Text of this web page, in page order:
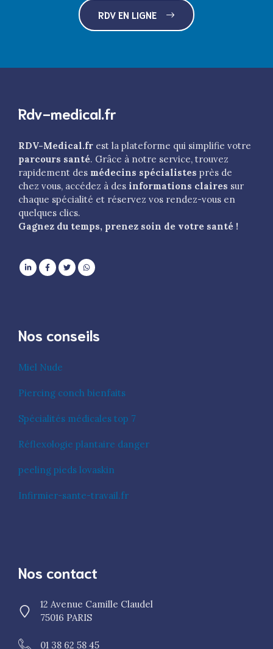
RDV EN LIGNE
Rdv-medical.fr
RDV-Medical.fr est la plateforme qui simplifie votre
parcours santé. Grâce à notre service, trouvez
rapidement des médecins spécialistes près de
chez vous, accédez à des informations claires sur
chaque spécialité et réservez vos rendez-vous en
quelques clics.
Gagnez du temps, prenez soin de votre santé !
Nos conseils
Miel Nude
Piercing conch bienfaits
Spécialités médicales top 7
Réflexologie plantaire danger
peeling pieds lovaskin
Infirmier-sante-travail.fr
Nos contact
12 Avenue Camille Claudel
75016 PARIS
01 38 62 58 45